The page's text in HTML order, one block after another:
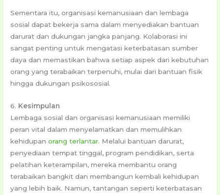
Sementara itu, organisasi kemanusiaan dan lembaga
sosial dapat bekerja sama dalam menyediakan bantuan
darurat dan dukungan jangka panjang. Kolaborasi ini
sangat penting untuk mengatasi keterbatasan sumber
daya dan memastikan bahwa setiap aspek dari kebutuhan
orang yang terabaikan terpenuhi, mulai dari bantuan fisik
hingga dukungan psikososial.
6. Kesimpulan
Lembaga sosial dan organisasi kemanusiaan memiliki
peran vital dalam menyelamatkan dan memulihkan
kehidupanorang terlantar. Melalui bantuan darurat,
penyediaan tempat tinggal, program pendidikan, serta
pelatihan keterampilan, mereka membantu orang
terabaikan bangkit dan membangun kembali kehidupan
yang lebih baik. Namun, tantangan seperti keterbatasan